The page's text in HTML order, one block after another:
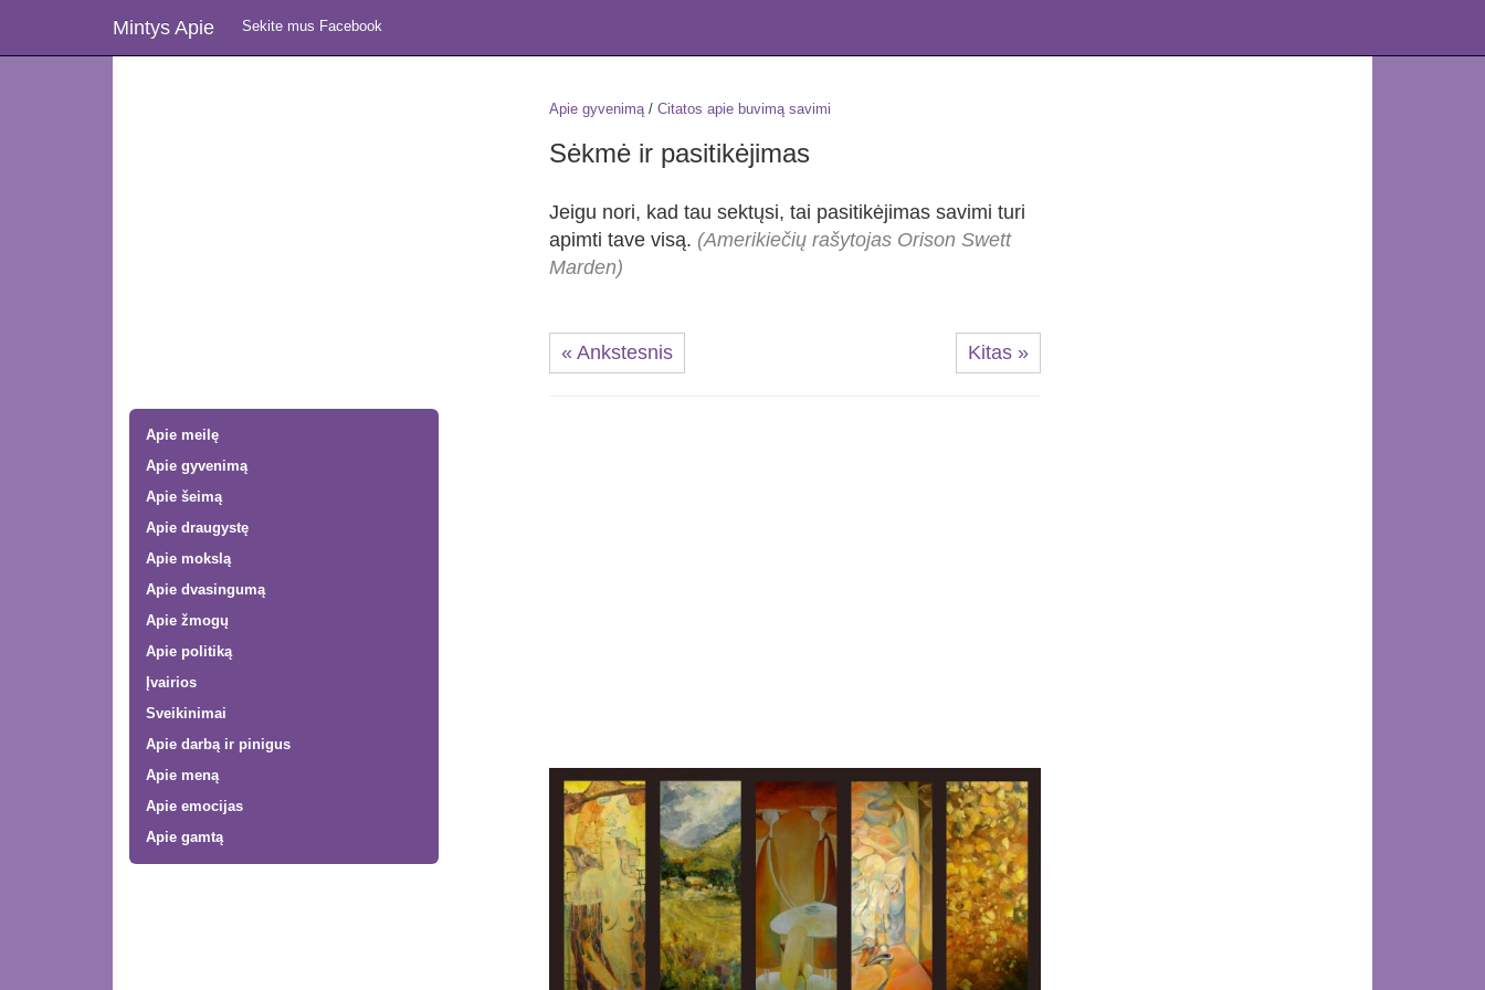
Mintys Apie Sekite mus Facebook
Apie meilę
Apie gyvenimą
Apie šeimą
Apie draugystę
Apie mokslą
Apie dvasingumą
Apie žmogų
Apie politiką
Įvairios
Sveikinimai
Apie darbą ir pinigus
Apie meną
Apie emocijas
Apie gamtą
Apie gyvenimą/ Citatos apie buvimą savimi
Sėkmė ir pasitikėjimas
Jeigu nori, kad tau sektųsi, tai pasitikėjimas savimi turi
apimti tave visą. (Amerikiečių rašytojas Orison Swett
Marden)
« Ankstesnis Kitas »